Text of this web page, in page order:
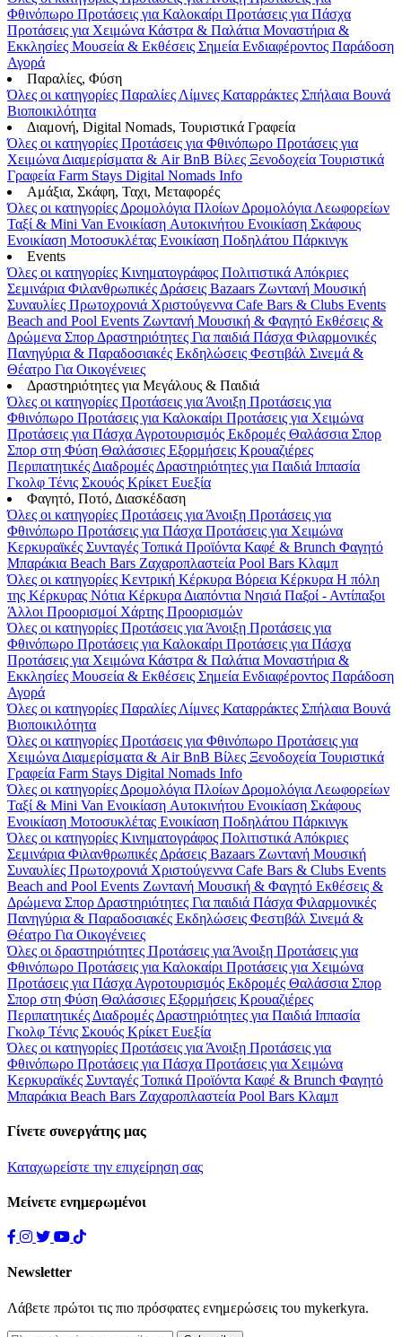
Φθινόπωρο Προτάσεις για Καλοκαίρι Προτάσεις για Πάσχα
Προτάσεις για Χειμώνα Κάστρα & Παλάτια Μοναστήρια &
Εκκλησίες Μουσεία & Εκθέσεις Σημεία Ενδιαφέροντος Παράδοση
Αγορά
Παραλίες, Φύση
Όλες οι κατηγορίες Παραλίες Λίμνες Καταρράκτες Σπήλαια Βουνά
Βιοποικιλότητα
Διαμονή, Digital Nomads, Τουριστικά Γραφεία
Όλες οι κατηγορίες Προτάσεις για Φθινόπωρο Προτάσεις για
Χειμώνα Διαμερίσματα & Air BnB Βίλες Ξενοδοχεία Τουριστικά
Γραφεία Farm Stays Digital Nomads Info
Αμάξια, Σκάφη, Ταχι, Μεταφορές
Όλες οι κατηγορίες Δρομολόγια Πλοίων Δρομολόγια Λεωφορείων
Ταξί & Μini Van Ενοικίαση Aυτοκινήτου Ενοικίαση Σκάφους
Ενοικίαση Μοτοσυκλέτας Ενοικίαση Ποδηλάτου Πάρκινγκ
Events
Όλες οι κατηγορίες Κινηματογράφος Πολιτιστικά Απόκριες
Σεμινάρια Φιλανθρωπικές Δράσεις Bazaars Ζωντανή Μουσική
Συναυλίες Πρωτοχρονιά Χριστούγεννα Cafe Bars & Clubs Events
Beach and Pool Events Ζωντανή Μουσική & Φαγητό Εκθέσεις &
Δρώμενα Σπορ Δραστηριότητες Για παιδιά Πάσχα Φιλαρμονικές
Πανηγύρια & Παραδοσιακές Εκδηλώσεις Φεστιβάλ Σινεμά &
Θέατρο Για Οικογένειες
Δραστηριότητες για Μεγάλους & Παιδιά
Όλες οι κατηγορίες Προτάσεις για Άνοιξη Προτάσεις για
Φθινόπωρο Προτάσεις για Καλοκαίρι Προτάσεις για Χειμώνα
Προτάσεις για Πάσχα Αγροτουρισμός Εκδρομές Θαλάσσια Σπορ
Σπορ στη Φύση Θαλάσσιες Εξορμήσεις Κρουαζιέρες
Περιπατητικές Διαδρομές Δραστηριότητες για Παιδιά Ιππασία
Γκολφ Τένις Σκουός Κρίκετ Ευεξία
Φαγητό, Ποτό, Διασκέδαση
Όλες οι κατηγορίες Προτάσεις για Άνοιξη Προτάσεις για
Φθινόπωρο Προτάσεις για Πάσχα Προτάσεις για Χειμώνα
Κερκυραϊκές Συνταγές Τοπικά Προϊόντα Καφέ & Brunch Φαγητό
Μπαράκια Beach Bars Ζαχαροπλαστεία Pool Bars Κλαμπ
Όλες οι κατηγορίες Κεντρική Κέρκυρα Βόρεια Κέρκυρα Η πόλη
της Κέρκυρας Νότια Κέρκυρα Διαπόντια Νησιά Παξοί - Αντίπαξοι
Άλλοι Προορισμοί Χάρτης Προορισμών
Όλες οι κατηγορίες Προτάσεις για Άνοιξη Προτάσεις για
Φθινόπωρο Προτάσεις για Καλοκαίρι Προτάσεις για Πάσχα
Προτάσεις για Χειμώνα Κάστρα & Παλάτια Μοναστήρια &
Εκκλησίες Μουσεία & Εκθέσεις Σημεία Ενδιαφέροντος Παράδοση
Αγορά
Όλες οι κατηγορίες Παραλίες Λίμνες Καταρράκτες Σπήλαια Βουνά
Βιοποικιλότητα
Όλες οι κατηγορίες Προτάσεις για Φθινόπωρο Προτάσεις για
Χειμώνα Διαμερίσματα & Air BnB Βίλες Ξενοδοχεία Τουριστικά
Γραφεία Farm Stays Digital Nomads Info
Όλες οι κατηγορίες Δρομολόγια Πλοίων Δρομολόγια Λεωφορείων
Ταξί & Μini Van Ενοικίαση Aυτοκινήτου Ενοικίαση Σκάφους
Ενοικίαση Μοτοσυκλέτας Ενοικίαση Ποδηλάτου Πάρκινγκ
Όλες οι κατηγορίες Κινηματογράφος Πολιτιστικά Απόκριες
Σεμινάρια Φιλανθρωπικές Δράσεις Bazaars Ζωντανή Μουσική
Συναυλίες Πρωτοχρονιά Χριστούγεννα Cafe Bars & Clubs Events
Beach and Pool Events Ζωντανή Μουσική & Φαγητό Εκθέσεις &
Δρώμενα Σπορ Δραστηριότητες Για παιδιά Πάσχα Φιλαρμονικές
Πανηγύρια & Παραδοσιακές Εκδηλώσεις Φεστιβάλ Σινεμά &
Θέατρο Για Οικογένειες
Όλες οι δραστηριότητες Προτάσεις για Άνοιξη Προτάσεις για
Φθινόπωρο Προτάσεις για Καλοκαίρι Προτάσεις για Χειμώνα
Προτάσεις για Πάσχα Αγροτουρισμός Εκδρομές Θαλάσσια Σπορ
Σπορ στη Φύση Θαλάσσιες Εξορμήσεις Κρουαζιέρες
Περιπατητικές Διαδρομές Δραστηριότητες για Παιδιά Ιππασία
Γκολφ Τένις Σκουός Κρίκετ Ευεξία
Όλες οι κατηγορίες Προτάσεις για Άνοιξη Προτάσεις για
Φθινόπωρο Προτάσεις για Πάσχα Προτάσεις για Χειμώνα
Κερκυραϊκές Συνταγές Τοπικά Προϊόντα Καφέ & Brunch Φαγητό
Μπαράκια Beach Bars Ζαχαροπλαστεία Pool Bars Κλαμπ
Γίνετε συνεργάτης μας
Καταχωρείστε την επιχείρηση σας
Μείνετε ενημερωμένοι
Newsletter
Λάβετε πρώτοι τις πιο πρόσφατες ενημερώσεις του mykerkyra.